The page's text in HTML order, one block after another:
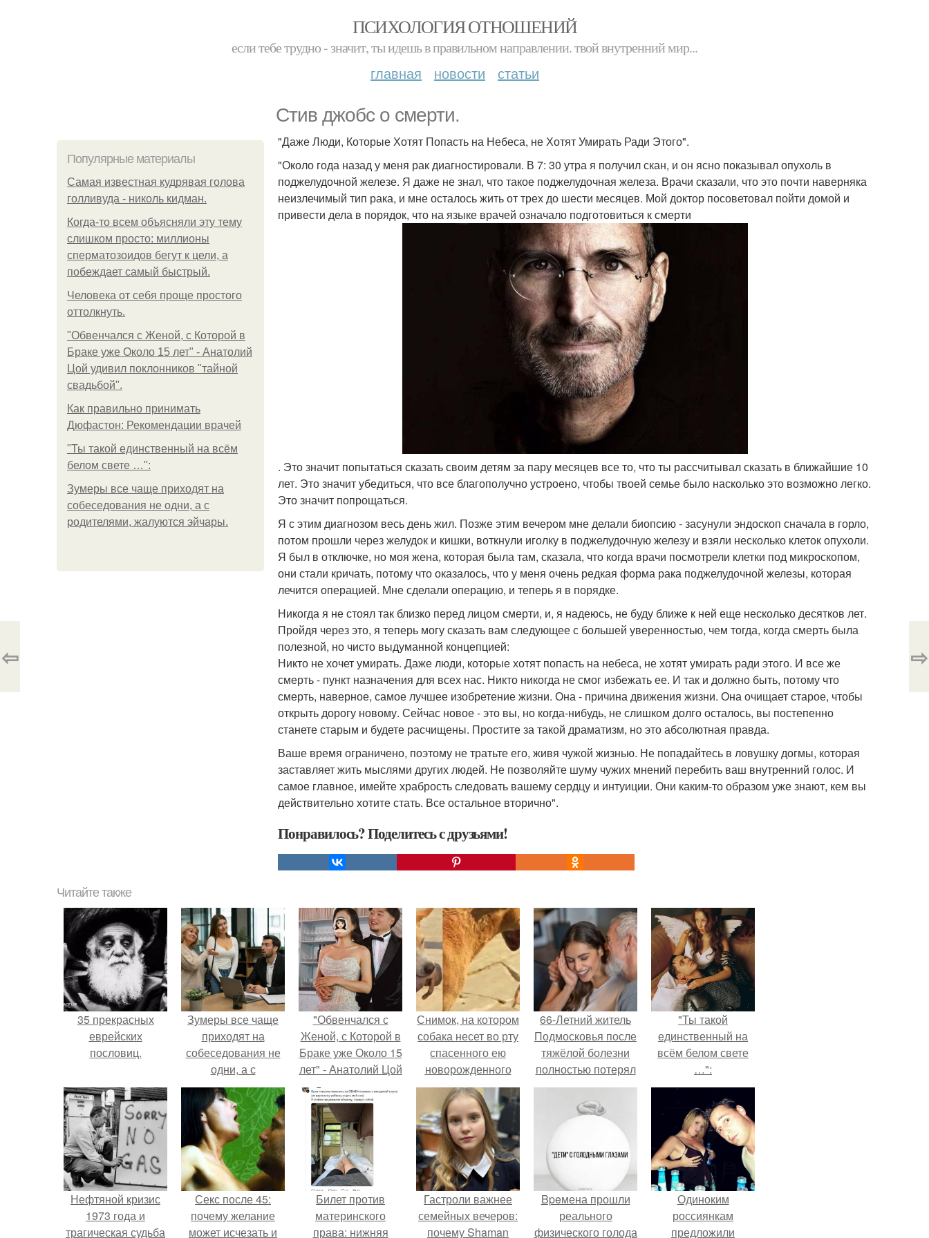
ПСИХОЛОГИЯ ОТНОШЕНИЙ
если тебе трудно - значит, ты идешь в правильном направлении. твой внутренний мир...
главная новости статьи
Стив джобс о смерти.
Популярные материалы
Самая известная кудрявая голова
голливуда - николь кидман.
Когда-то всем объясняли эту тему
слишком просто: миллионы
сперматозоидов бегут к цели, а
побеждает самый быстрый.
Человека от себя проще простого
оттолкнуть.
"Обвенчался с Женой, с Которой в
Браке уже Около 15 лет" - Анатолий
Цой удивил поклонников "тайной
свадьбой".
Как правильно принимать
Дюфастон: Рекомендации врачей
"Ты такой единственный на всём
белом свете …":
Зумеры все чаще приходят на
собеседования не одни, а с
родителями, жалуются эйчары.
"Даже Люди, Которые Хотят Попасть на Небеса, не Хотят Умирать Ради Этого".
"Около года назад у меня рак диагностировали. В 7: 30 утра я получил скан, и он ясно показывал опухоль в
поджелудочной железе. Я даже не знал, что такое поджелудочная железа. Врачи сказали, что это почти наверняка
неизлечимый тип рака, и мне осталось жить от трех до шести месяцев. Мой доктор посоветовал пойти домой и
привести дела в порядок, что на языке врачей означало подготовиться к смерти
. Это значит попытаться сказать своим детям за пару месяцев все то, что ты рассчитывал сказать в ближайшие 10
лет. Это значит убедиться, что все благополучно устроено, чтобы твоей семье было насколько это возможно легко.
Это значит попрощаться.
Я с этим диагнозом весь день жил. Позже этим вечером мне делали биопсию - засунули эндоскоп сначала в горло,
потом прошли через желудок и кишки, воткнули иголку в поджелудочную железу и взяли несколько клеток опухоли.
Я был в отключке, но моя жена, которая была там, сказала, что когда врачи посмотрели клетки под микроскопом,
они стали кричать, потому что оказалось, что у меня очень редкая форма рака поджелудочной железы, которая
лечится операцией. Мне сделали операцию, и теперь я в порядке.
Никогда я не стоял так близко перед лицом смерти, и, я надеюсь, не буду ближе к ней еще несколько десятков лет.
Пройдя через это, я теперь могу сказать вам следующее с большей уверенностью, чем тогда, когда смерть была
полезной, но чисто выдуманной концепцией:
Никто не хочет умирать. Даже люди, которые хотят попасть на небеса, не хотят умирать ради этого. И все же
смерть - пункт назначения для всех нас. Никто никогда не смог избежать ее. И так и должно быть, потому что
смерть, наверное, самое лучшее изобретение жизни. Она - причина движения жизни. Она очищает старое, чтобы
открыть дорогу новому. Сейчас новое - это вы, но когда-нибудь, не слишком долго осталось, вы постепенно
станете старым и будете расчищены. Простите за такой драматизм, но это абсолютная правда.
Ваше время ограничено, поэтому не тратьте его, живя чужой жизнью. Не попадайтесь в ловушку догмы, которая
заставляет жить мыслями других людей. Не позволяйте шуму чужих мнений перебить ваш внутренний голос. И
самое главное, имейте храбрость следовать вашему сердцу и интуиции. Они каким-то образом уже знают, кем вы
действительно хотите стать. Все остальное вторично".
Понравилось? Поделитесь с друзьями!
⇦ ⇨
Читайте также
35 прекрасных
еврейских
пословиц.
Зумеры все чаще
приходят на
собеседования не
одни, а с
родителями,
жалуются эйчары.
"Обвенчался с
Женой, с Которой в
Браке уже Около 15
лет" - Анатолий Цой
поклонников
"тайной свадьбой".
Снимок, на котором
собака несет во рту
спасенного ею
новорожденного
ребенка, при этом
не ранив его,
взбудоражил
интернет.
66-Летний житель
Подмосковья после
тяжёлой болезни
полностью потерял
потенцию, но
решил
восстановить
интимную жизнь с
молодой супругой,
"Ты такой
единственный на
всём белом свете
…":
Нефтяной кризис
1973 года и
трагическая судьба
Секс после 45:
почему желание
может исчезать и
Билет против
материнского
права: нижняя
Гастроли важнее
семейных вечеров:
почему Shaman
Bpeмена прошли
реального
физического голода
Одиноким
россиянкам
предложили